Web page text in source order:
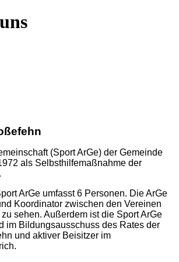
(Sport ArGe) der Gemeinde
als Selbsthilfemaßnahme der
ArGe umfasst 6 Personen. Die ArGe
Koordinator zwischen den Vereinen
sehen. Außerdem ist die Sport ArGe
im Bildungsausschuss des Rates der
und aktiver Beisitzer im